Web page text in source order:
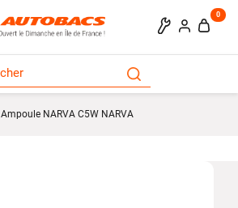
0
Ampoule NARVA C5W NARVA